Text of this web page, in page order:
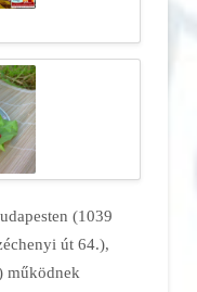
(1039
út 64.),
működnek